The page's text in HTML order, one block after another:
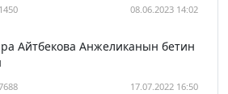
08.06.2023 14:02
Айтбекова Анжеликанын бетин
17.07.2022 16:50